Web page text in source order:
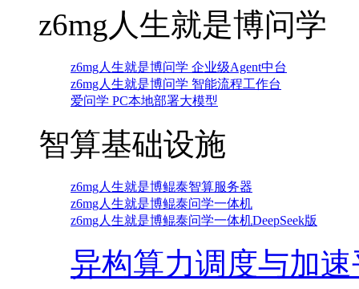
z6mg人生就是博问学
z6mg人生就是博问学 企业级Agent中台
z6mg人生就是博问学 智能流程工作台
爱问学 PC本地部署大模型
智算基础设施
z6mg人生就是博鲲泰智算服务器
z6mg人生就是博鲲泰问学一体机
z6mg人生就是博鲲泰问学一体机DeepSeek版
异构算力调度与加